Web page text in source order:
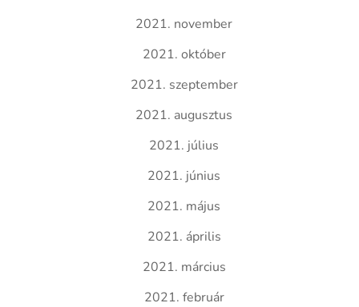
2021. november
2021. október
2021. szeptember
2021. augusztus
2021. július
2021. június
2021. május
2021. április
2021. március
2021. február